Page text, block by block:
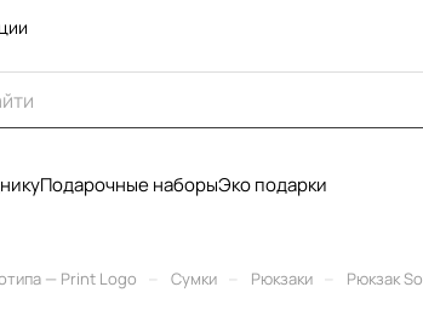
Подарочные наборыЭко подарки
— Print Logo Сумки Рюкзаки Рюкзак